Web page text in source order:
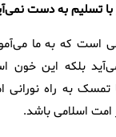
تسلیم به دست
است که به ما
بلکه این خون
تمسک به راه
امت اسلامی باشد.